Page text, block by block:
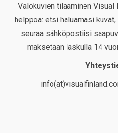
Valokuvien tilaaminen Visual
helppoa: etsi haluamasi
seuraa sähköpostiisi
maksetaan laskulla 14